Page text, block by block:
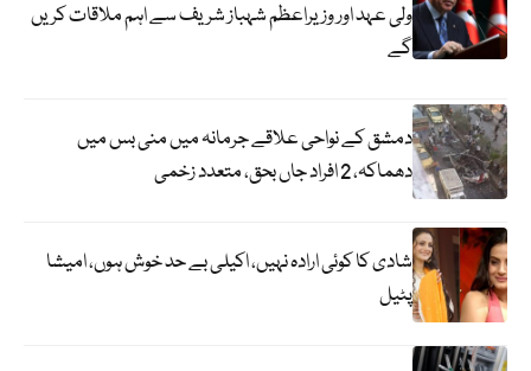
ولی عہد اور وزیراعظم شہباز شریف سے اہم ملاقات کریں
گے
دمشق کے نواحی علاقے جرمانہ میں منی بس میں
دھماکہ، 2 افراد جاں بحق، متعدد زخمی
شادی کا کوئی ارادہ نہیں، اکیلی بے حد خوش ہوں، امیشا
پٹیل